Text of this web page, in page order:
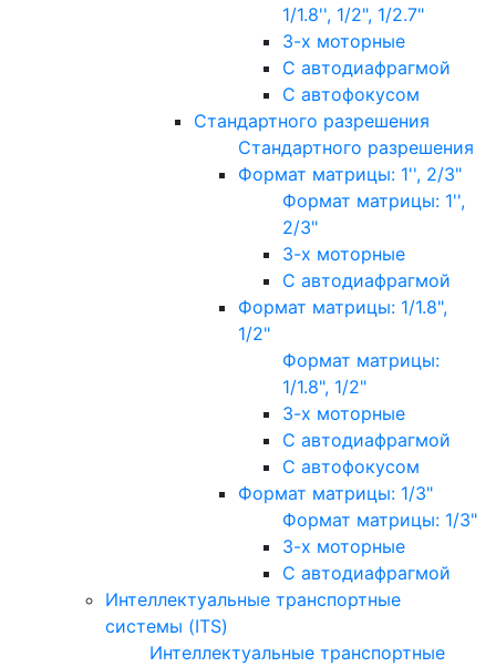
1/1.8'', 1/2", 1/2.7"
3-х моторные
С автодиафрагмой
С автофокусом
Стандартного разрешения
Стандартного разрешения
Формат матрицы: 1'', 2/3"
Формат матрицы: 1'',
2/3"
3-х моторные
С автодиафрагмой
Формат матрицы: 1/1.8",
1/2"
Формат матрицы:
1/1.8", 1/2"
3-х моторные
С автодиафрагмой
С автофокусом
Формат матрицы: 1/3"
Формат матрицы: 1/3"
3-х моторные
С автодиафрагмой
Интеллектуальные транспортные
системы (ITS)
Интеллектуальные транспортные